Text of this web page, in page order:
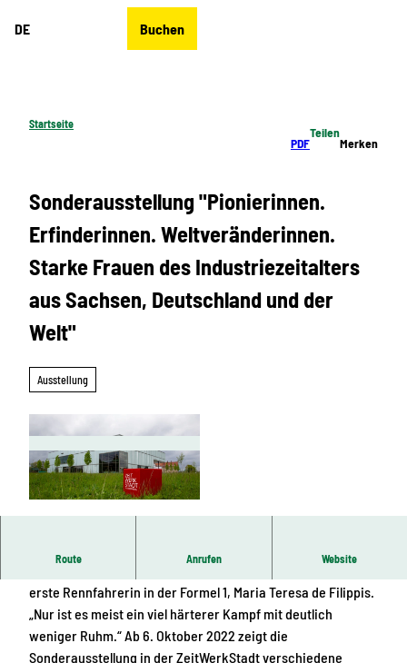
DE Buchen
Startseite
PDF
Teilen
Merken
Sonderausstellung "Pionierinnen.
Erfinderinnen. Weltveränderinnen.
Starke Frauen des Industriezeitalters
aus Sachsen, Deutschland und der
Welt"
Ausstellung
Route Anrufen Website
erste Rennfahrerin in der Formel 1, Maria Teresa de Filippis.
„Nur ist es meist ein viel härterer Kampf mit deutlich
weniger Ruhm.“ Ab 6. Oktober 2022 zeigt die
Sonderausstellung in der ZeitWerkStadt verschiedene